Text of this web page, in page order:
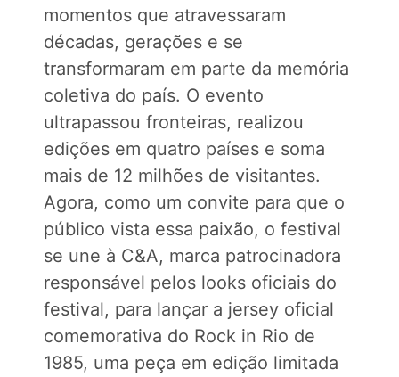
momentos que atravessaram
décadas, gerações e se
transformaram em parte da memória
coletiva do país. O evento
ultrapassou fronteiras, realizou
edições em quatro países e soma
mais de 12 milhões de visitantes.
Agora, como um convite para que o
público vista essa paixão, o festival
se une à C&A, marca patrocinadora
responsável pelos looks oficiais do
festival, para lançar a jersey oficial
comemorativa do Rock in Rio de
1985, uma peça em edição limitada